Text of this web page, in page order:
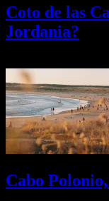
Coto de las
Jordania?
Cabo